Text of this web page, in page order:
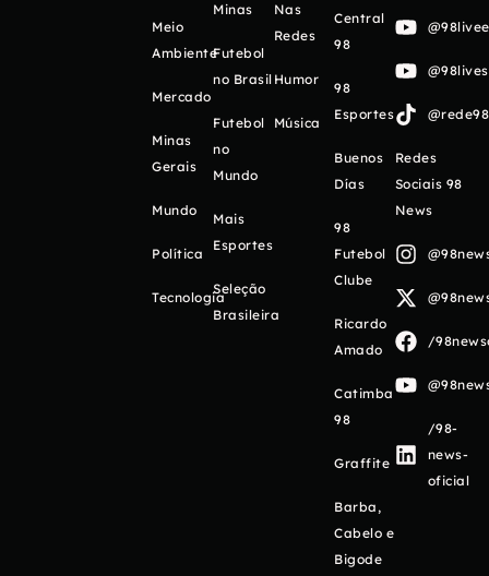
Meio
Ambiente
Mercado
Minas
Gerais
Mundo
Política
Tecnologia
Minas
Futebol
no Brasil
Futebol
no
Mundo
Mais
Esportes
Seleção
Brasileira
Nas
Redes
Humor
Música
Central
98
98
Esportes
Buenos
Días
98
Futebol
Clube
Ricardo
Amado
Catimba
98
Graffite
Barba,
Cabelo e
Bigode
Redes
Sociais 98
News
/
/98-
news-
oficial